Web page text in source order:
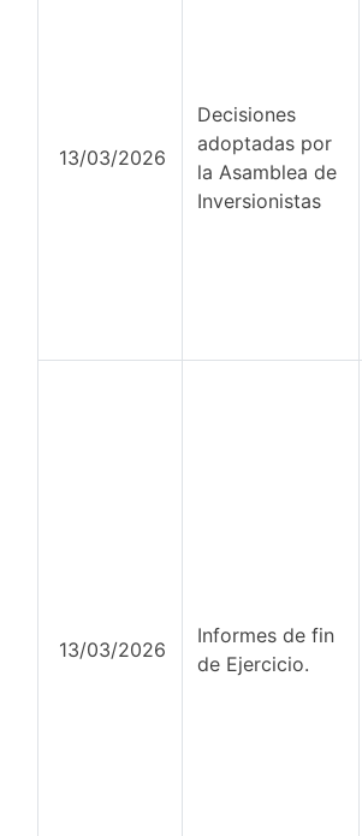
13/03/2026
Decisiones
adoptadas por
la Asamblea de
Inversionistas
13/03/2026
Informes de fin
de Ejercicio.